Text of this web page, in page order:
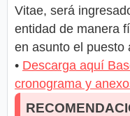
Vitae, será
entidad de manera
en asunto el puesto
• Descarga aquí
cronograma y